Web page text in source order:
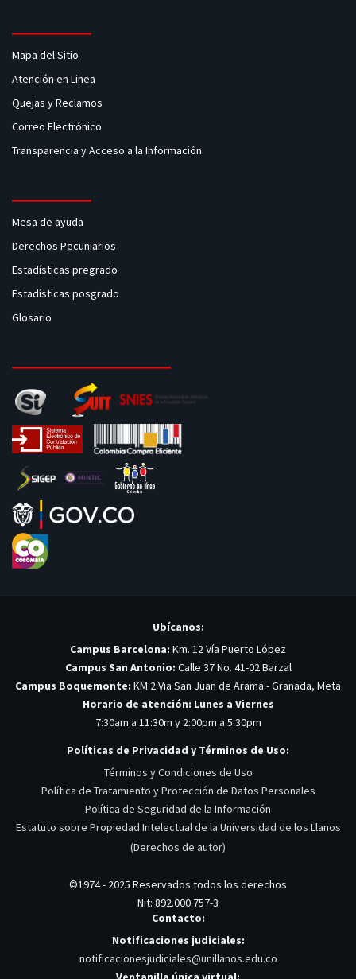
Mapa del Sitio
Atención en Linea
Quejas y Reclamos
Correo Electrónico
Transparencia y Acceso a la Información
Mesa de ayuda
Derechos Pecuniarios
Estadísticas pregrado
Estadísticas posgrado
Glosario
Ubícanos:
Campus Barcelona: Km. 12 Vía Puerto López
Campus San Antonio: Calle 37 No. 41-02 Barzal
Campus Boquemonte: KM 2 Via San Juan de Arama - Granada, Meta
Horario de atención: Lunes a Viernes
7:30am a 11:30m y 2:00pm a 5:30pm
Políticas de Privacidad y Términos de Uso:
Términos y Condiciones de Uso
Política de Tratamiento y Protección de Datos Personales
Política de Seguridad de la Información
Estatuto sobre Propiedad Intelectual de la Universidad de los Llanos
(Derechos de autor)
©1974 - 2025 Reservados todos los derechos
Nit: 892.000.757-3
Contacto:
Notificaciones judiciales:
notificacionesjudiciales@unillanos.edu.co